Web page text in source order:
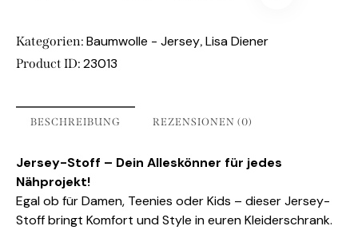
Kategorien: Baumwolle - Jersey, Lisa Diener
Product ID: 23013
BESCHREIBUNG REZENSIONEN (0)
Jersey-Stoff – Dein Alleskönner für jedes
Nähprojekt!
Egal ob für Damen, Teenies oder Kids – dieser Jersey-
Stoff bringt Komfort und Style in euren Kleiderschrank.